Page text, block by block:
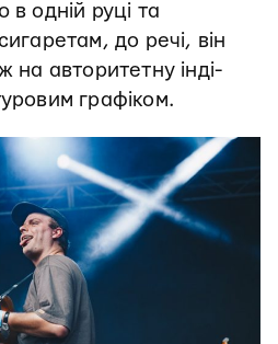
в одній руці та
до речі, він
на авторитетну інді-
графіком.